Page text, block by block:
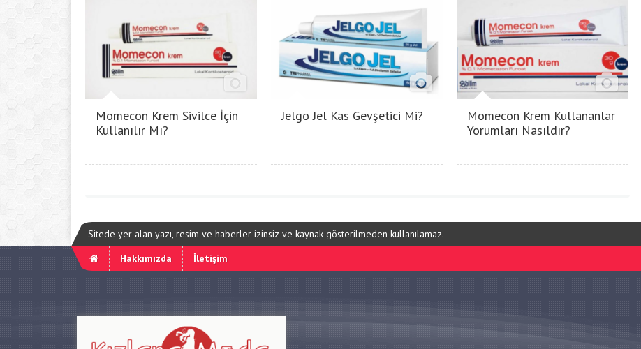
Momecon Krem Sivilce İçin
Kullanılır Mı?
Jelgo Jel Kas Gevşetici Mi?
Momecon Krem Kullananlar
Yorumları Nasıldır?
Sitede yer alan yazı, resim ve haberler izinsiz ve kaynak gösterilmeden kullanılamaz.
Hakkımızda
İletişim